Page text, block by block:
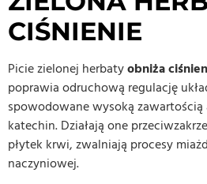
CIŚNIENIE
Picie zielonej herbatyobniża
poprawia odruchową regulację
spowodowane wysoką
katechin. Działają one
płytek krwi, zwalniają procesy
naczyniowej.